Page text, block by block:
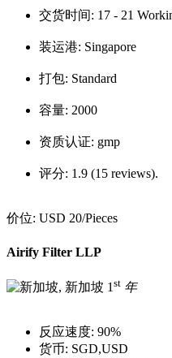
交货时间: 17 - 21
装运港: Singapore
打包: Standard
容量: 2000
资质认证: gmp
评分: 1.9 (15 reviews).
价位: USD 20/Pieces
Airify Filter LLP
1 st 年
反应速度: 90%
货币: SGD,USD